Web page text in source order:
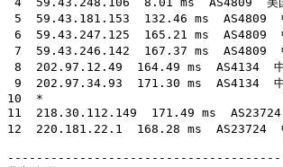
5  59.43.181.153  132.46 ms  AS4809
6  59.43.247.125  165.21 ms  AS4809
7  59.43.246.142  167.37 ms  AS4809
8  202.97.12.49  164.49 ms  AS4134  中
9  202.97.34.93  171.30 ms  AS4134  中
10  *
11  218.30.112.149  171.49 ms  AS23724
12  220.181.22.1  168.28 ms  AS23724